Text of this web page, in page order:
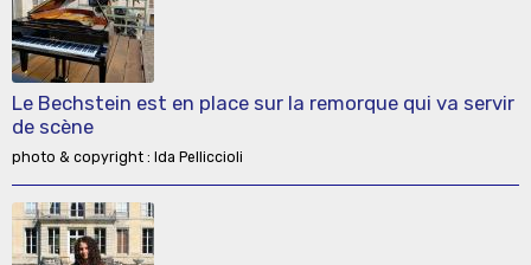
Le Bechstein est en place sur la remorque qui va servir
de scène
photo & copyright : Ida Pelliccioli